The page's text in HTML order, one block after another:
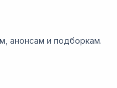
анонсам и подборкам.